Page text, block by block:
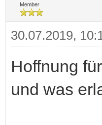
Member
30.07.2019,
Hoffnung
und was